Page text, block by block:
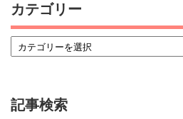
カテゴリー
記事検索